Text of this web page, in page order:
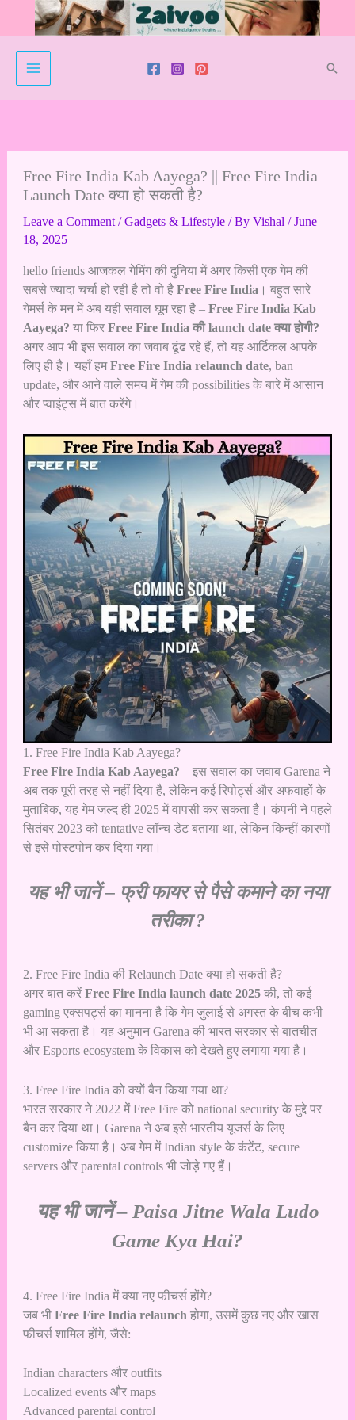
Free Fire India Kab Aayega? || Free Fire India
Launch Date क्या हो सकती है?
Leave a Comment /Gadgets & Lifestyle/ By Vishal /June
18, 2025
hello friends आजकल गेमिंग की दुनिया में अगर किसी एक गेम की
सबसे ज्यादा चर्चा हो रही है तो वो है Free Fire India । बहुत सारे
गेमर्स के मन में अब यही सवाल घूम रहा है – Free Fire India Kab
Aayega? या फिर Free Fire India की launch date क्या होगी?
अगर आप भी इस सवाल का जवाब ढूंढ रहे हैं, तो यह आर्टिकल आपके
लिए ही है। यहाँ हमFree Fire India relaunch date, ban
update, और आने वाले समय में गेम की possibilities के बारे में आसान
और प्वाइंट्स में बात करेंगे।
1. Free Fire India Kab Aayega?
Free Fire India Kab Aayega? – इस सवाल का जवाब Garena ने
अब तक पूरी तरह से नहीं दिया है, लेकिन कई रिपोर्ट्स और अफवाहों के
मुताबिक, यह गेम जल्द ही 2025 में वापसी कर सकता है। कंपनी ने पहले
सितंबर 2023 को tentative लॉन्च डेट बताया था, लेकिन किन्हीं कारणों
से इसे पोस्टपोन कर दिया गया।
यह भी जानें – फ्री फायर से पैसे कमाने का नया
तरीका ?
2. Free Fire India की Relaunch Date क्या हो सकती है?
अगर बात करें Free Fire India launch date 2025की, तो कई
gaming एक्सपर्ट्स का मानना है कि गेम जुलाई से अगस्त के बीच कभी
भी आ सकता है। यह अनुमान Garena की भारत सरकार से बातचीत
और Esports ecosystem के विकास को देखते हुए लगाया गया है।
3. Free Fire India को क्यों बैन किया गया था?
भारत सरकार ने 2022 में Free Fire को national security के मुद्दे पर
बैन कर दिया था। Garena ने अब इसे भारतीय यूजर्स के लिए
customize किया है। अब गेम में Indian style के कंटेंट, secure
servers और parental controls भी जोड़े गए हैं।
यह भी जानें – Paisa Jitne Wala Ludo
Game Kya Hai?
4. Free Fire India में क्या नए फीचर्स होंगे?
जब भी Free Fire India relaunch होगा, उसमें कुछ नए और खास
फीचर्स शामिल होंगे, जैसे:
Indian characters और outfits
Localized events और maps
Advanced parental control